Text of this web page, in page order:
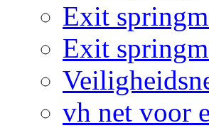
Exit
Exit
vh net voor